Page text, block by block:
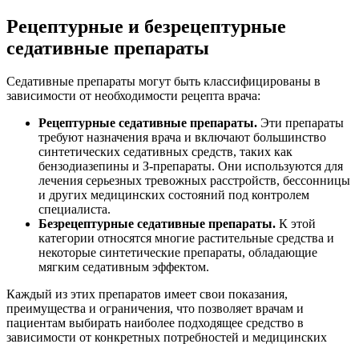
Рецептурные и безрецептурные
седативные препараты
Седативные препараты могут быть классифицированы в
зависимости от необходимости рецепта врача:
Рецептурные седативные препараты. Эти препараты
требуют назначения врача и включают большинство
синтетических седативных средств, таких как
бензодиазепины и З-препараты. Они используются для
лечения серьезных тревожных расстройств, бессонницы
и других медицинских состояний под контролем
специалиста.
Безрецептурные седативные препараты. К этой
категории относятся многие растительные средства и
некоторые синтетические препараты, обладающие
мягким седативным эффектом.
Каждый из этих препаратов имеет свои показания,
преимущества и ограничения, что позволяет врачам и
пациентам выбирать наиболее подходящее средство в
зависимости от конкретных потребностей и медицинских